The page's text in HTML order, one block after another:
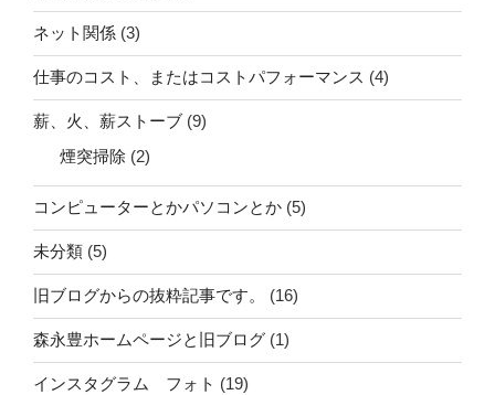
ネット関係 (3)
仕事のコスト、またはコストパフォーマンス (4)
薪、火、薪ストーブ (9)
煙突掃除 (2)
コンピューターとかパソコンとか (5)
未分類 (5)
旧ブログからの抜粋記事です。 (16)
森永豊ホームページと旧ブログ (1)
インスタグラム フォト (19)